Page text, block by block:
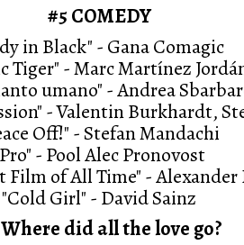
#5 COMEDY
in Black" - Gana Comagic
Tiger" - Marc Martínez
umano" - Andrea
- Valentin Burkhardt,
Off!" - Stefan Mandachi
- Pool Alec Pronovost
Film of All Time" - Alexander
"Cold Girl" - David Sainz
did all the love go?